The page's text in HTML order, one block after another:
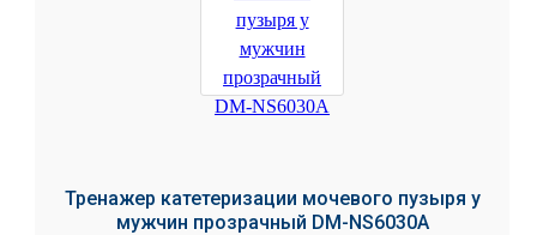
Тренажер катетеризации мочевого пузыря у
мужчин прозрачный DM-NS6030A